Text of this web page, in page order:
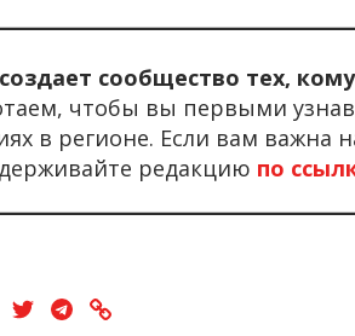
сообщество тех,
чтобы вы первыми
в регионе. Если вам важна
редакцию по